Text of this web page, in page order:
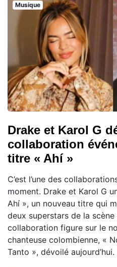
Musique
Drake et Karol G
collaboration
titre « Ahí »
C’est l’une des
moment. Drake et Karol G
Ahí », un nouveau titre qui
deux superstars de la
collaboration figure sur le
chanteuse colombienne, «
Tanto », dévoilé aujourd’hui.